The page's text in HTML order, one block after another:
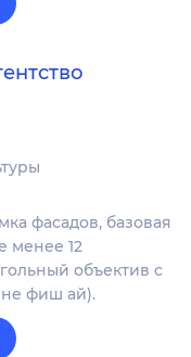
фасадов, базовая
менее 12
объектив с
фиш ай).